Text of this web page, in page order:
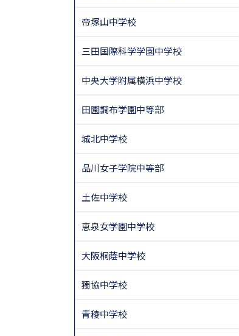
帝塚山中学校
三田国際科学学園中学校
中央大学附属横浜中学校
田園調布学園中等部
城北中学校
品川女子学院中等部
土佐中学校
恵泉女学園中学校
大阪桐蔭中学校
獨協中学校
青稜中学校